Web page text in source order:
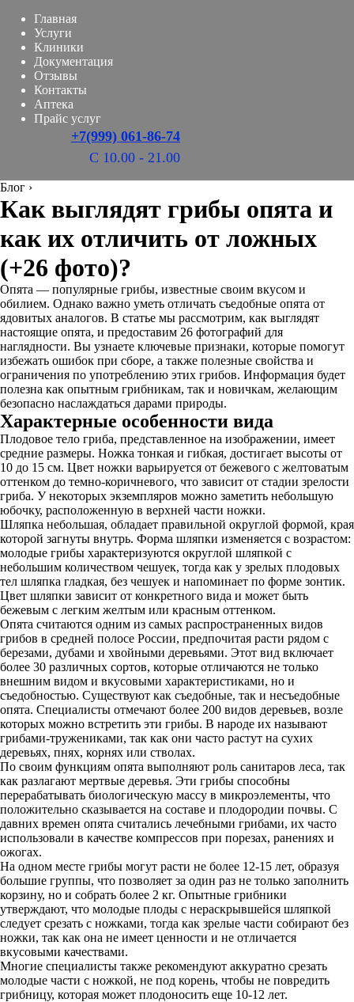
Главная
Услуги
Клиники
Документация
Отзывы
Контакты
Аптека
Прайс услуг
+7(999) 061-86-74
С 10.00 - 21.00
Блог ›
Как выглядят грибы опята и
как их отличить от ложных
(+26 фото)?
Опята — популярные грибы, известные своим вкусом и
обилием. Однако важно уметь отличать съедобные опята от
ядовитых аналогов. В статье мы рассмотрим, как выглядят
настоящие опята, и предоставим 26 фотографий для
наглядности. Вы узнаете ключевые признаки, которые помогут
избежать ошибок при сборе, а также полезные свойства и
ограничения по употреблению этих грибов. Информация будет
полезна как опытным грибникам, так и новичкам, желающим
безопасно наслаждаться дарами природы.
Характерные особенности вида
Плодовое тело гриба, представленное на изображении, имеет
средние размеры. Ножка тонкая и гибкая, достигает высоты от
10 до 15 см. Цвет ножки варьируется от бежевого с желтоватым
оттенком до темно-коричневого, что зависит от стадии зрелости
гриба. У некоторых экземпляров можно заметить небольшую
юбочку, расположенную в верхней части ножки.
Шляпка небольшая, обладает правильной округлой формой, края
которой загнуты внутрь. Форма шляпки изменяется с возрастом:
молодые грибы характеризуются округлой шляпкой с
небольшим количеством чешуек, тогда как у зрелых плодовых
тел шляпка гладкая, без чешуек и напоминает по форме зонтик.
Цвет шляпки зависит от конкретного вида и может быть
бежевым с легким желтым или красным оттенком.
Опята считаются одним из самых распространенных видов
грибов в средней полосе России, предпочитая расти рядом с
березами, дубами и хвойными деревьями. Этот вид включает
более 30 различных сортов, которые отличаются не только
внешним видом и вкусовыми характеристиками, но и
съедобностью. Существуют как съедобные, так и несъедобные
опята. Специалисты отмечают более 200 видов деревьев, возле
которых можно встретить эти грибы. В народе их называют
грибами-тружениками, так как они часто растут на сухих
деревьях, пнях, корнях или стволах.
По своим функциям опята выполняют роль санитаров леса, так
как разлагают мертвые деревья. Эти грибы способны
перерабатывать биологическую массу в микроэлементы, что
положительно сказывается на составе и плодородии почвы. С
давних времен опята считались лечебными грибами, их часто
использовали в качестве компрессов при порезах, ранениях и
ожогах.
На одном месте грибы могут расти не более 12-15 лет, образуя
большие группы, что позволяет за один раз не только заполнить
корзину, но и собрать более 2 кг. Опытные грибники
утверждают, что молодые плоды с нераскрывшейся шляпкой
следует срезать с ножками, тогда как зрелые части собирают без
ножки, так как она не имеет ценности и не отличается
вкусовыми качествами.
Многие специалисты также рекомендуют аккуратно срезать
молодые части с ножкой, не под корень, чтобы не повредить
грибницу, которая может плодоносить еще 10-12 лет.